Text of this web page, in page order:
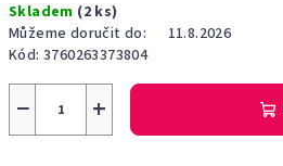
cena:
Skladem (2 ks)
Můžeme doručit do:
11.8.2026
Kód: 3760263373804
+
−